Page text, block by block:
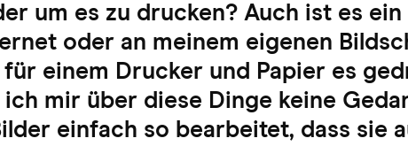
um es zu drucken? Auch ist es
oder an meinem eigenen
für einem Drucker und Papier es
ich mir über diese Dinge keine
einfach so bearbeitet, dass sie